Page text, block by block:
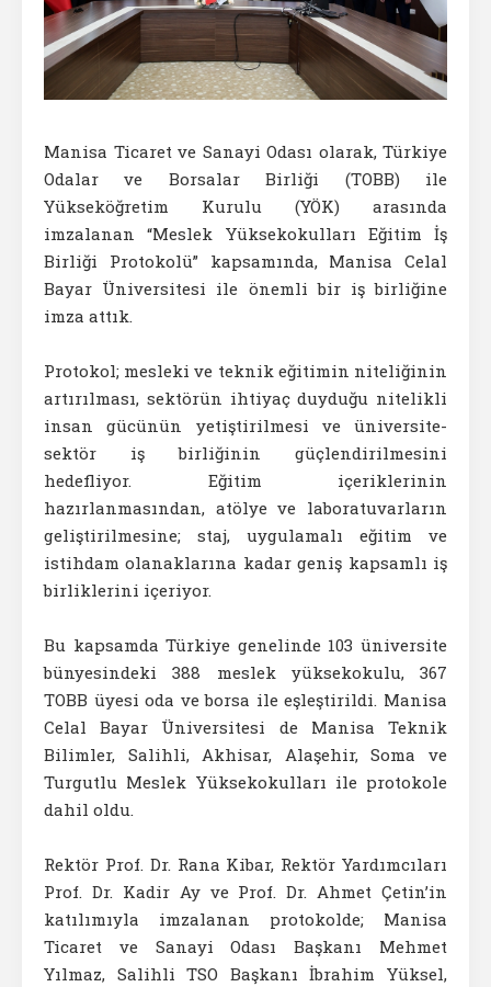
Manisa Ticaret ve Sanayi Odası olarak, Türkiye
Odalar ve Borsalar Birliği (TOBB) ile
Yükseköğretim Kurulu (YÖK) arasında
imzalanan “Meslek Yüksekokulları Eğitim İş
Birliği Protokolü” kapsamında, Manisa Celal
Bayar Üniversitesi ile önemli bir iş birliğine
imza attık.
Protokol; mesleki ve teknik eğitimin niteliğinin
artırılması, sektörün ihtiyaç duyduğu nitelikli
insan gücünün yetiştirilmesi ve üniversite-
sektör iş birliğinin güçlendirilmesini
hedefliyor. Eğitim içeriklerinin
hazırlanmasından, atölye ve laboratuvarların
geliştirilmesine; staj, uygulamalı eğitim ve
istihdam olanaklarına kadar geniş kapsamlı iş
birliklerini içeriyor.
Bu kapsamda Türkiye genelinde 103 üniversite
bünyesindeki 388 meslek yüksekokulu, 367
TOBB üyesi oda ve borsa ile eşleştirildi. Manisa
Celal Bayar Üniversitesi de Manisa Teknik
Bilimler, Salihli, Akhisar, Alaşehir, Soma ve
Turgutlu Meslek Yüksekokulları ile protokole
dahil oldu.
Rektör Prof. Dr. Rana Kibar, Rektör Yardımcıları
Prof. Dr. Kadir Ay ve Prof. Dr. Ahmet Çetin’in
katılımıyla imzalanan protokolde; Manisa
Ticaret ve Sanayi Odası Başkanı Mehmet
Yılmaz, Salihli TSO Başkanı İbrahim Yüksel,